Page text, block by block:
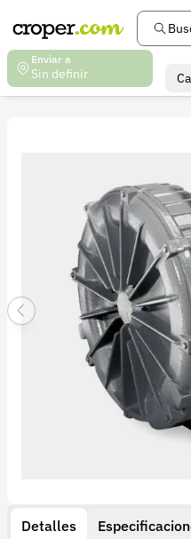
Enviar a
Sin definir
Detalles